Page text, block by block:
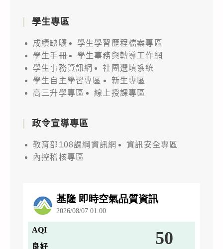
學生專區
成績缺曠
學生學習歷程檔案專區
學生手冊
學生事務與轉導工作網
學生事務資訊網
社團選填系統
學生自主學習專區
新生專區
高三升學專區
線上授課專區
政令宣導專區
教育部108課綱資訊網
資訊安全專區
內控稽核專區